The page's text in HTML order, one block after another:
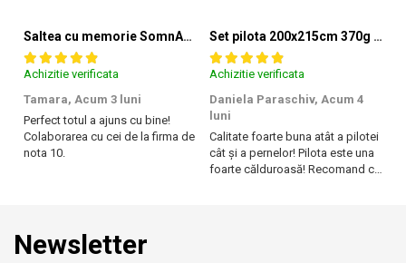
prietenoasa cu pielea si alte materiale textile. in acest fel, eticheta de
testare ofera un instrument important de luare a deciziilor atunci
cand achizitionati produse textile. increderea in textile – un sinonim
international pentru productia de textile responsabil – de la materia
prima la produsul finit pe rafturile magazinelor.
Saltea cu memorie SomnART XXL Memory Plus 160x190, înălțime 25cm, pentru persoane supraponderale, husă Aloe Vera detașabilă, rulată, fermitate mare
Achizitie verificata
Tamara, Acum 3 luni
Perfect totul a ajuns cu bine!
Colaborarea cu cei de la firma de
nota 10.
Set pilota 200x215cm 370g cu 2 perne 50x70,albastru- PLT36
Achizitie verificata
Daniela Paraschiv, Acum 4
luni
Calitate foarte buna atât a pilotei
cât și a pernelor! Pilota este una
foarte călduroasă! Recomand cu
Newsletter